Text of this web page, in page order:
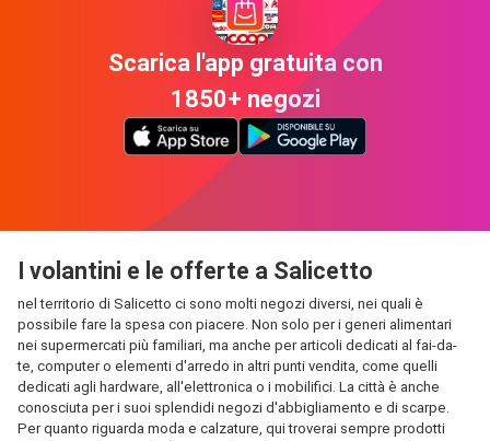
Scarica l'app gratuita con
1850+ negozi
I volantini e le offerte a Salicetto
nel territorio di Salicetto ci sono molti negozi diversi, nei quali è
possibile fare la spesa con piacere. Non solo per i generi alimentari
nei supermercati più familiari, ma anche per articoli dedicati al fai-da-
te, computer o elementi d'arredo in altri punti vendita, come quelli
dedicati agli hardware, all'elettronica o i mobilifici. La città è anche
conosciuta per i suoi splendidi negozi d'abbigliamento e di scarpe.
Per quanto riguarda moda e calzature, qui troverai sempre prodotti